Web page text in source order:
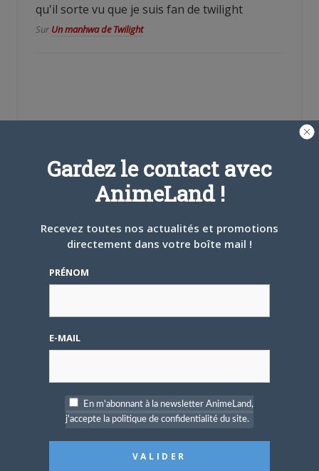
qu'il sorte vu que je suis fan de twilight
Sur Un manhwa de Twilight
Se souvenir de moi
Créer un
compte
Pour savoir où trouver nos magazines, cliquez sur la
Gardez le contact avec
AnimeLand !
Recevez toutes nos actualités et promotions
directement dans votre boîte mail !
PRÉNOM
E-MAIL
En m'abonnant à la newsletter AnimeLand,
j'accepte la politique de confidentialité du site.